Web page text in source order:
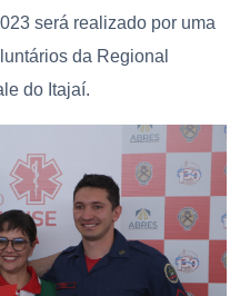
será realizado por uma
da Regional
do Itajaí.